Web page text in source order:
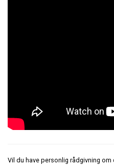
Vil du have personlig rådgivning